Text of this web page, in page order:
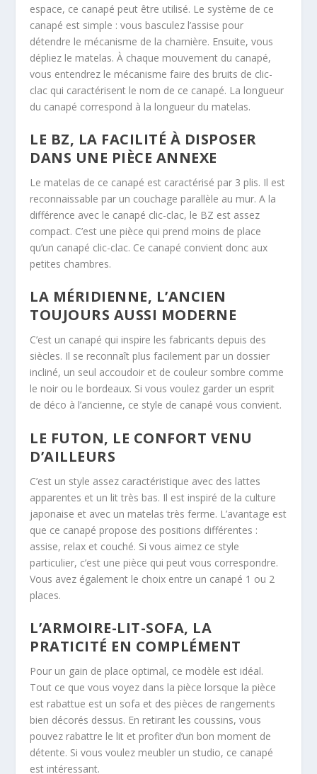
espace, ce canapé peut être utilisé. Le système de ce
canapé est simple : vous basculez l’assise pour
détendre le mécanisme de la charnière. Ensuite, vous
dépliez le matelas. À chaque mouvement du canapé,
vous entendrez le mécanisme faire des bruits de clic-
clac qui caractérisent le nom de ce canapé. La longueur
du canapé correspond à la longueur du matelas.
LE BZ, LA FACILITÉ À DISPOSER
DANS UNE PIÈCE ANNEXE
Le matelas de ce canapé est caractérisé par 3 plis. Il est
reconnaissable par un couchage parallèle au mur. A la
différence avec le canapé clic-clac, le BZ est assez
compact. C’est une pièce qui prend moins de place
qu’un canapé clic-clac. Ce canapé convient donc aux
petites chambres.
LA MÉRIDIENNE, L’ANCIEN
TOUJOURS AUSSI MODERNE
C’est un canapé qui inspire les fabricants depuis des
siècles. Il se reconnaît plus facilement par un dossier
incliné, un seul accoudoir et de couleur sombre comme
le noir ou le bordeaux. Si vous voulez garder un esprit
de déco à l’ancienne, ce style de canapé vous convient.
LE FUTON, LE CONFORT VENU
D’AILLEURS
C’est un style assez caractéristique avec des lattes
apparentes et un lit très bas. Il est inspiré de la culture
japonaise et avec un matelas très ferme. L’avantage est
que ce canapé propose des positions différentes :
assise, relax et couché. Si vous aimez ce style
particulier, c’est une pièce qui peut vous correspondre.
Vous avez également le choix entre un canapé 1 ou 2
places.
L’ARMOIRE-LIT-SOFA, LA
PRATICITÉ EN COMPLÉMENT
Pour un gain de place optimal, ce modèle est idéal.
Tout ce que vous voyez dans la pièce lorsque la pièce
est rabattue est un sofa et des pièces de rangements
bien décorés dessus. En retirant les coussins, vous
pouvez rabattre le lit et profiter d’un bon moment de
détente. Si vous voulez meubler un studio, ce canapé
est intéressant.